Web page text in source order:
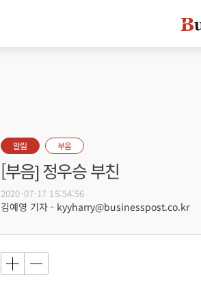
알림 부음
[부음] 정우승 부친
2020-07-17 15:54:56
김예영 기자 - kyyharry@businesspost.co.kr